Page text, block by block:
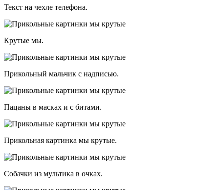
Текст на чехле телефона.
Крутые мы.
Прикольный мальчик с надписью.
Пацаны в масках и с битами.
Прикольная картинка мы крутые.
Собачки из мультика в очках.